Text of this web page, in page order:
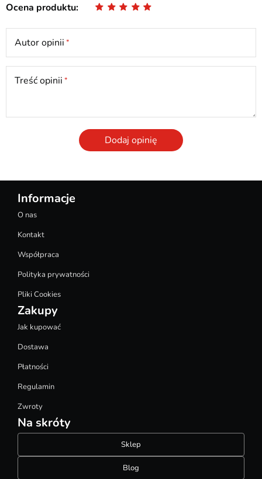
Ocena produktu
Autor opinii
Treść opinii
Dodaj opinię
Informacje
O nas
Kontakt
Współpraca
Polityka prywatności
Pliki Cookies
Zakupy
Jak kupować
Dostawa
Płatności
Regulamin
Zwroty
Na skróty
Sklep
Blog